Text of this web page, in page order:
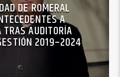
DE ROMERAL
A
TRAS AUDITORÍA
2019–2024